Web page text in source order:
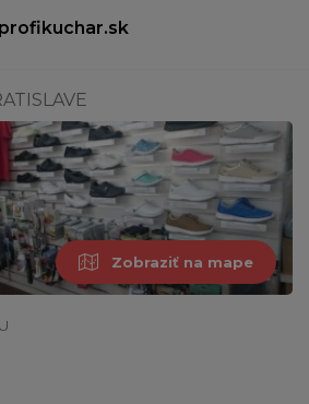
Zobraziť na mape